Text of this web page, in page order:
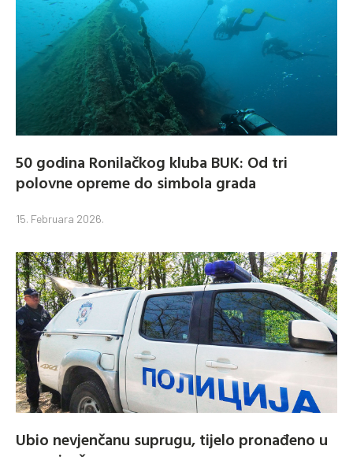
50 godina Ronilačkog kluba BUK: Od tri
polovne opreme do simbola grada
15. Februara 2026.
Ubio nevjenčanu suprugu, tijelo pronađeno u